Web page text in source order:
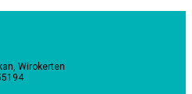
Wirokerten